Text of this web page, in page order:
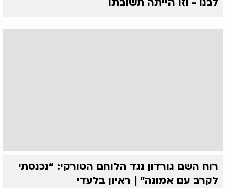
רוח השם גורדון נגד הלוחם הטורקי: “נכנסתי
לקרב עם אמונה” | ראיון בלעדי